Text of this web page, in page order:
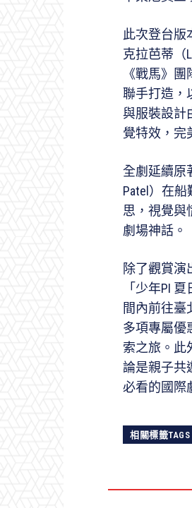
此次登台版
克拉芭蒂（
《戰馬》
聯手打造，
與服裝設計
覺特效，完
全劇延續原
Patel）在
思，視覺與
劇場神話。
除了觀賞演
「少年PI
間內前往臺
多項專屬優
索之旅。此
論是親子共
必看的國際
相關標籤TAGS